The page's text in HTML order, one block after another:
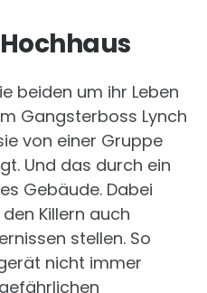
beiden um ihr Leben
Gangsterboss Lynch
von einer Gruppe
Und das durch ein
Gebäude. Dabei
Killern auch
stellen. So
nicht immer